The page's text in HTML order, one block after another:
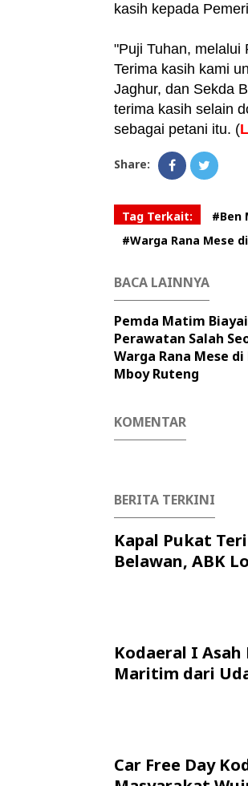
kasih kepada
"Puji Tuhan, melalui
Terima kasih kami
Jaghur, dan Sekda
terima kasih selain
sebagai petani itu. (
Share:
Tag Terkait: #Ben
#Warga Rana Mese di
BACA LAINNYA
Pemda Matim Biayai
Perawatan Salah
Warga Rana Mese di
Mboy Ruteng
KOMENTAR
BERITA TERKINI
Kapal Pukat
Belawan, ABK
Kodaeral I
Maritim dari
Car Free Day